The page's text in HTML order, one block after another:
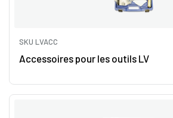
SKU LVACC
Accessoires pour les outils LV